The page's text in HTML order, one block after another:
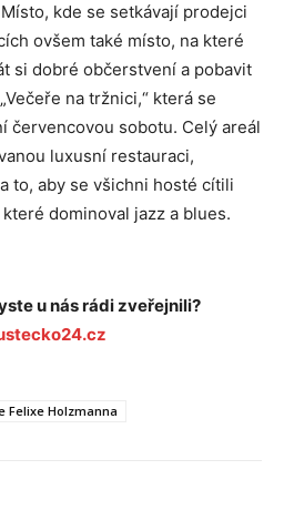
kde se setkávají prodejci
ovšem také místo, na které
si dobré občerstvení a pobavit
na tržnici,“ která se
červencovou sobotu. Celý areál
luxusní restauraci,
to, aby se všichni hosté cítili
dominoval jazz a blues.
u nás rádi zveřejnili?
Felixe Holzmanna